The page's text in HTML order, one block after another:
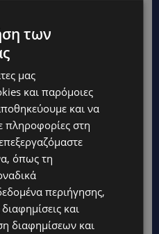
σε πρωτοβουλίες που
και την
Κύπρο.
καιwww.shell.com.cy
των
μας
και παρόμοιες
και να
πληροφορίες στη
όπως τη
περιήγησης,
και
διαφημίσεων και